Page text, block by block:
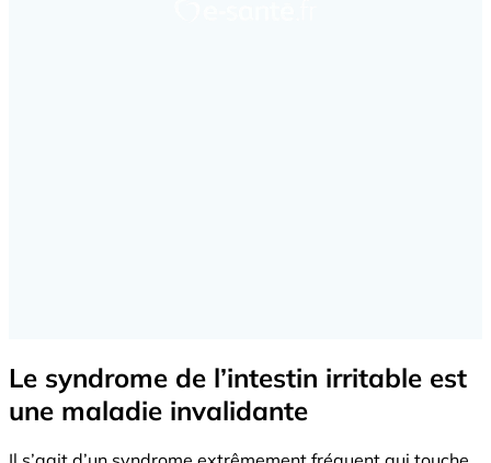
Le syndrome de l’intestin irritable est
une maladie invalidante